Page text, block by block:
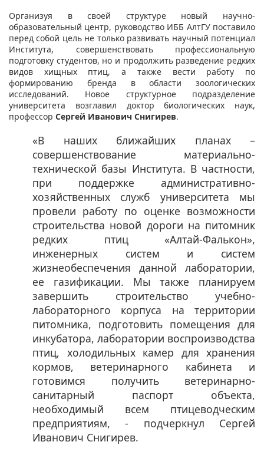
Организуя в своей структуре новый научно-
образовательный центр, руководство ИББ АлтГУ поставило
перед собой цель не только развивать научный потенциал
Института, совершенствовать профессиональную
подготовку студентов, но и продолжить разведение редких
видов хищных птиц, а также вести работу по
формированию бренда в области зоологических
исследований. Новое структурное подразделение
университета возглавил доктор биологических наук,
профессор Сергей Иванович Снигирев.
«В наших ближайших планах –
совершенствование материально-
технической базы Института. В частности,
при поддержке административно-
хозяйственных служб университета мы
провели работу по оценке возможности
строительства новой дороги на питомник
редких птиц «Алтай-Фалькон»,
инженерных систем и систем
жизнеобеспечения данной лаборатории,
ее газификации. Мы также планируем
завершить строительство учебно-
лабораторного корпуса на территории
питомника, подготовить помещения для
инкубатора, лаборатории воспроизводства
птиц, холодильных камер для хранения
кормов, ветеринарного кабинета и
готовимся получить ветеринарно-
санитарный паспорт объекта,
необходимый всем птицеводческим
предприятиям, - подчеркнул Сергей
Иванович Снигирев.